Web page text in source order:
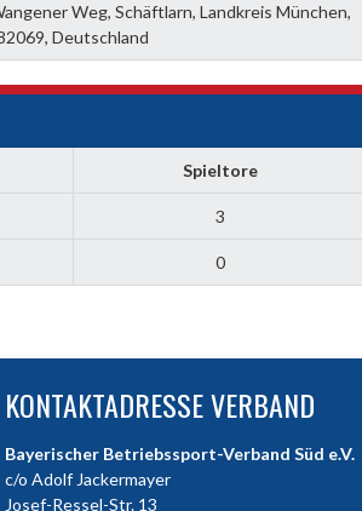
Weg, Schäftlarn, Landkreis München,
Deutschland
Spieltore
3
0
KONTAKTADRESSE VERBAND
Bayerischer Betriebssport-Verband Süd e.V.
c/o Adolf Jackermayer
Josef-Ressel-Str. 13